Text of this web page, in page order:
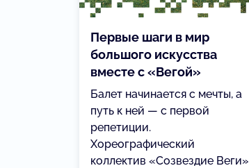
Первые шаги в мир
большого искусства
вместе с «Вегой»
Балет начинается с мечты, а
путь к ней — с первой
репетиции.
Хореографический
коллектив «Созвездие Веги»